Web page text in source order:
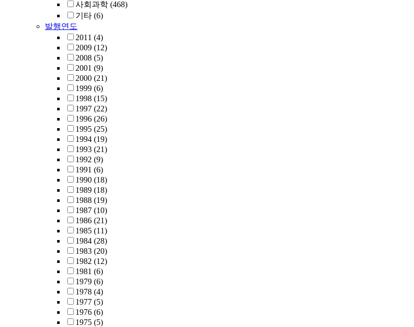
사회과학 (468)
기타 (6)
발행연도
2011 (4)
2009 (12)
2008 (5)
2001 (9)
2000 (21)
1999 (6)
1998 (15)
1997 (22)
1996 (26)
1995 (25)
1994 (19)
1993 (21)
1992 (9)
1991 (6)
1990 (18)
1989 (18)
1988 (19)
1987 (10)
1986 (21)
1985 (11)
1984 (28)
1983 (20)
1982 (12)
1981 (6)
1979 (6)
1978 (4)
1977 (5)
1976 (6)
1975 (5)